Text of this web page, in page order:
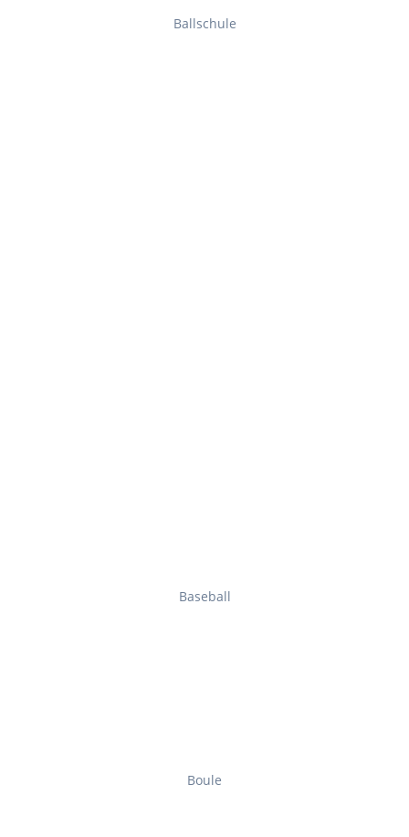
Ballschule
Baseball
Boule